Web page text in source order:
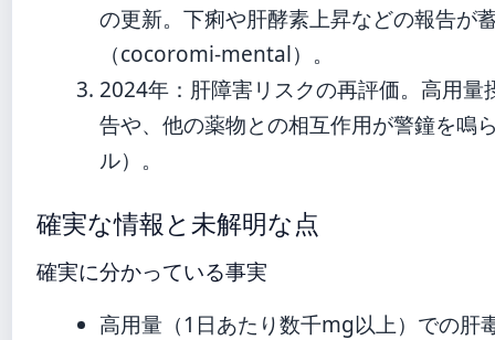
の更新。下痢や肝酵素上昇などの報告が
（cocoromi-mental）。
2024年 ：肝障害リスクの再評価。高用
告や、他の薬物との相互作用が警鐘を鳴
ル）。
確実な情報と未解明な点
確実に分かっている事実
高用量（1日あたり数千mg以上）での肝